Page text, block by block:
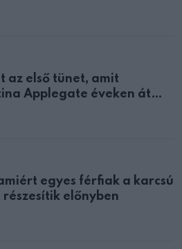
az első tünet, amit
Applegate éveken át
egyes férfiak a karcsú
részesítik előnyben